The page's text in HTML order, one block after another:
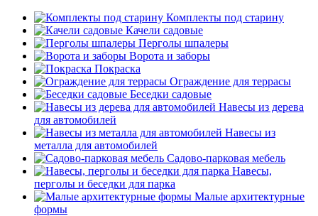
Комплекты под старину
Качели садовые
Перголы шпалеры
Ворота и заборы
Покраска
Ограждение для террасы
Беседки садовые
Навесы из дерева
для автомобилей
Навесы из
металла для автомобилей
Садово-парковая мебель
Навесы,
перголы и беседки для парка
Малые архитектурные
формы